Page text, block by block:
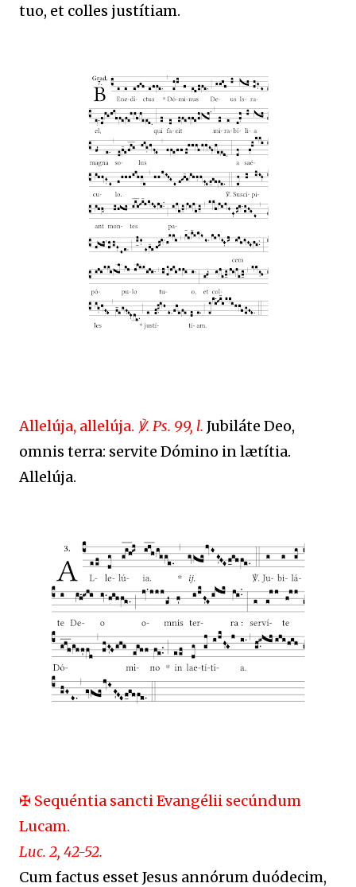
tuo, et colles justítiam.
Allelúja, allelúja. ℣. Ps. 99, l. Jubiláte Deo,
omnis terra: servite Dómino in lætítia.
Allelúja.
✠ Sequéntia sancti Evangélii secúndum
Lucam.
Luc. 2, 42-52.
Cum factus esset Jesus annórum duódecim,